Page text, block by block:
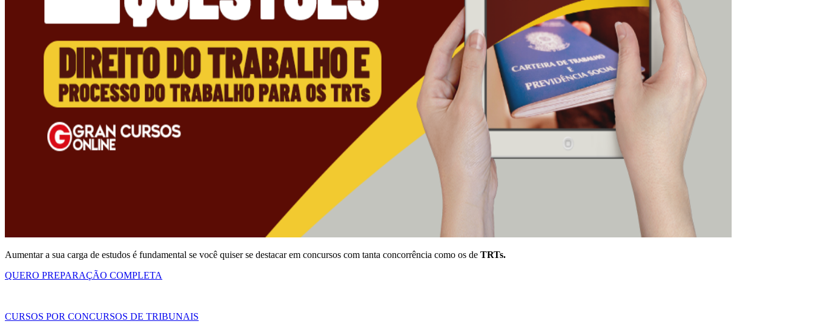
Aumentar a sua carga de estudos é fundamental se você quiser se destacar em concursos com tanta concorrência como os de TRTs.
QUERO PREPARAÇÃO COMPLETA
CURSOS POR CONCURSOS DE TRIBUNAIS